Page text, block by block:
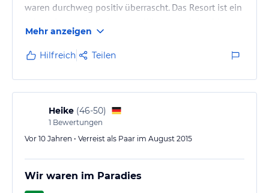
waren durchweg positiv überrascht. Das Resort ist ein
erinnert an eine vornehme Plantagen-Villa und hat
daher einen ganz besonderen Vintage-Charme. Das
Personal war stets freundlich und gut gelaunt, so
dass man sich sofort zuhause gefühlt hat. In diesem
Resort gibt es ausschließlich Butler-Suiten und wir
haben den Service sehr…
Mehr anzeigen
Hilfreich Teilen
Heike (46-50)
1 Bewertungen
Vor 10 Jahren • Verreist als Paar im August 2015
Wir waren im Paradies